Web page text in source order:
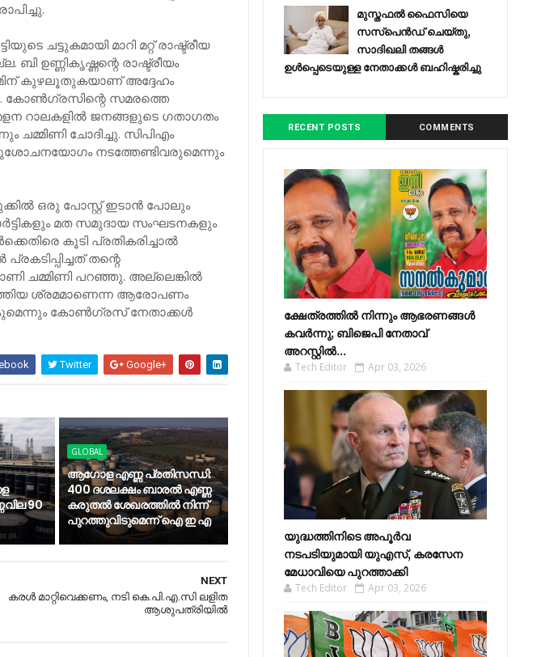
ചട്ടുകമായി മാറി മറ്റ്‌ രാഷ്ട്രീയ
ഉണ്ണികൃഷ്ണന്റെ രാഷ്ട്രീയം
കുഴലൂതുകയാണ് അദ്ദേഹം
കോണ്‍ഗ്രസിന്റെ സമരത്തെ
റാലകളില്‍ ജനങ്ങളുടെ ഗതാഗതം
ചമ്മിണി ചോദിച്ചു. സിപിഎം
നടത്തേണ്ടിവരുമെന്നും
ഒരു പോസ്റ്റ് ഇടാന്‍ പോലും
മത സമുദായ സംഘടനകളും
കൂടി പ്രതികരിച്ചാല്‍
തന്റെ
ചമ്മിണി പറഞ്ഞു. അല്ലെങ്കില്‍
ശ്രമമാണെന്ന ആരോപണം
കോണ്‍ഗ്രസ് നേതാക്കള്‍
Twitter Google+
90
GLOBAL
ആഗോള എണ്ണ പ്രതിസന്ധി:
400 ദശലക്ഷം ബാരൽ എണ്ണ
കരുതൽ ശേഖരത്തിൽ നിന്ന്
പുറത്തുവിടുമെന്ന് ഐ ഇ എ
NEXT
കരൾ മാറ്റിവെക്കണം, നടി കെ.പി.എ.സി ലളിത
ആശുപത്രിയില്‍
മുസ്തഫൽ ഫൈസിയെ
സസ്‌പെൻഡ് ചെയ്തു,
സാദിഖലി തങ്ങൾ
ഉൾപ്പെടെയുള്ള നേതാക്കൾ ബഹിഷ്കരിച്ചു
RECENT POSTS COMMENTS
ക്ഷേത്രത്തിൽ നിന്നും ആഭരണങ്ങൾ
കവർന്നു; ബിജെപി നേതാവ്
അറസ്റ്റിൽ...
Tech Editor Apr 03, 2026
യുദ്ധത്തിനിടെ അപൂർവ
നടപടിയുമായി യുഎസ്, കരസേന
മേധാവിയെ പുറത്താക്കി
Tech Editor Apr 03, 2026